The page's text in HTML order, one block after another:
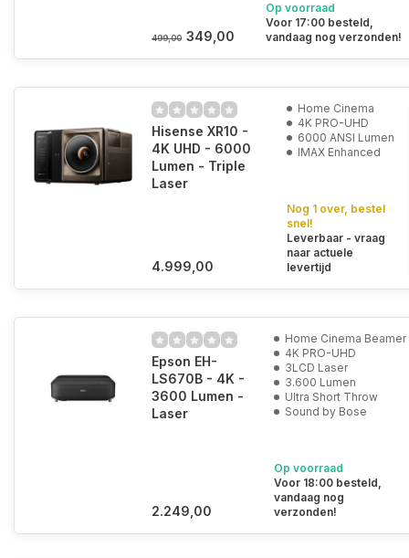
499,00 349,00
Op voorraad
Voor 17:00 besteld,
vandaag nog verzonden!
Hisense XR10 -
4K UHD - 6000
Lumen - Triple
Laser
4.999,00
Home Cinema
4K PRO-UHD
6000 ANSI Lumen
IMAX Enhanced
Nog 1 over, bestel
snel!
Leverbaar - vraag
naar actuele
levertijd
Epson EH-
LS670B - 4K -
3600 Lumen -
Laser
2.249,00
Home Cinema Beamer
4K PRO-UHD
3LCD Laser
3.600 Lumen
Ultra Short Throw
Sound by Bose
Op voorraad
Voor 18:00 besteld,
vandaag nog
verzonden!